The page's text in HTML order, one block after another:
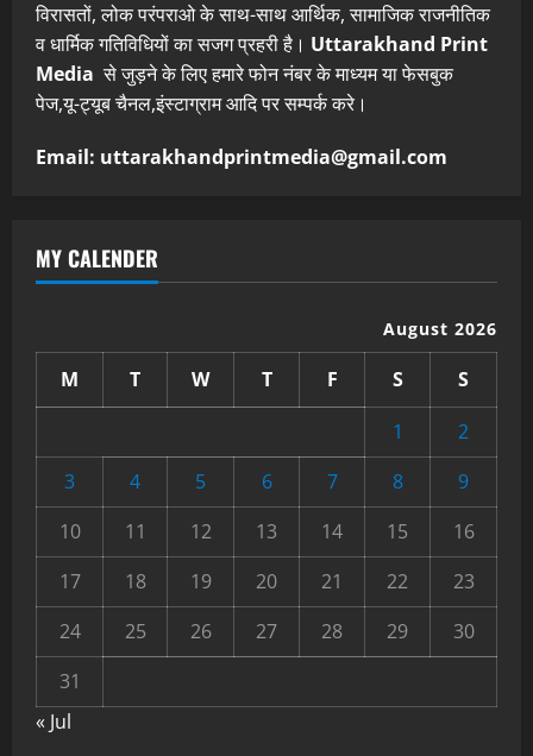
विरासतों, लोक परंपराओ के साथ-साथ आर्थिक, सामाजिक राजनीतिक
व धार्मिक गतिविधियों का सजग प्रहरी है। Uttarakhand Print
Media से जुड़ने के लिए हमारे फोन नंबर के माध्यम या फेसबुक
पेज,यू-ट्यूब चैनल,इंस्टाग्राम आदि पर सम्पर्क करे।
Email: uttarakhandprintmedia@gmail.com
MY CALENDER
August 2026
M T W T F S
S
1
2
3
4 5 6 7 8
9
10
11 12 13 14 15
16
17
18 19 20 21 22
23
24
25 26 27 28 29
30
31
« Jul